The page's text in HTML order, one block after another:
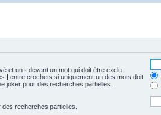
et un - devant un mot qui doit être exclu.
| entre crochets si uniquement un des mots doit
joker pour des recherches partielles.
recherches partielles.